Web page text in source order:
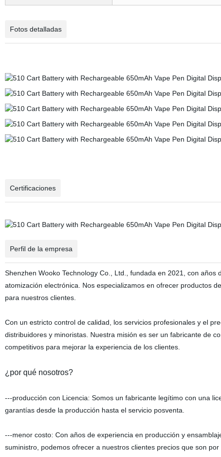
Fotos detalladas
Certificaciones
Perfil de la empresa
Shenzhen Wooko Technology Co., Ltd., fundada en 2021, con
atomización electrónica. Nos especializamos en ofrecer productos
para nuestros clientes.
Con un estricto control de calidad, los servicios profesionales y el
distribuidores y minoristas. Nuestra misión es ser un fabricante de
competitivos para mejorar la experiencia de los clientes.
¿por qué nosotros?
---producción con Licencia: Somos un fabricante legítimo con una
garantías desde la producción hasta el servicio posventa.
---menor costo: Con años de experiencia en producción y
suministro, podemos ofrecer a nuestros clientes precios que son